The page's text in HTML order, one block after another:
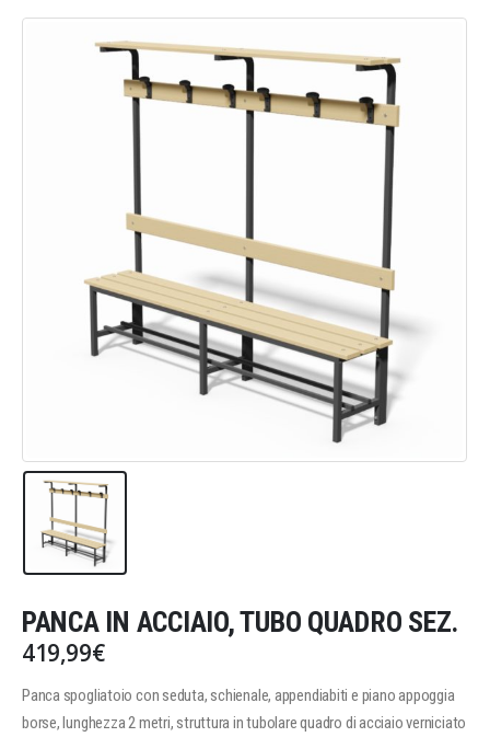
PANCA IN ACCIAIO, TUBO QUADRO SEZ.
419,99€
Panca spogliatoio con seduta, schienale, appendiabiti e piano appoggia
borse, lunghezza 2 metri, struttura in tubolare quadro di acciaio verniciato